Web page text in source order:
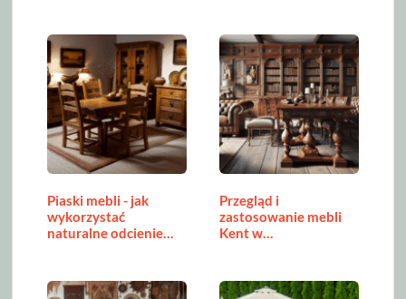
Piaski mebli - jak
wykorzystać
naturalne odcienie
Przegląd i
zastosowanie mebli
Kent w